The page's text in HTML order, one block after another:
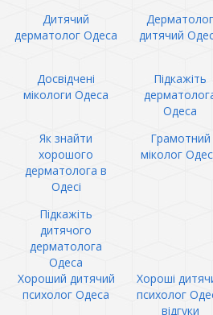
Дитячий
дерматолог Одеса
Дерматолог
дитячий
Досвідчені
мікологи Одеса
Підкажіть
Одеса
Як знайти
хорошого
дерматолога в
Одесі
Грамотний
міколог
Підкажіть
дитячого
дерматолога
Одеса
Хороший дитячий
психолог Одеса
Хороші
психолог
відгуки